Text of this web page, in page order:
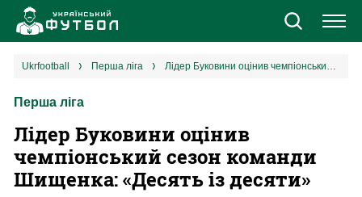
Новини
Єврокубки
УПЛ
ukrfootball перша ліга Лідер Буковини оцінив чемпіонський сезон команди Шищенка: «Десять із десяти»
Перша ліга
Лідер Буковини оцінив
чемпіонський сезон команди
Шищенка: «Десять із десяти»